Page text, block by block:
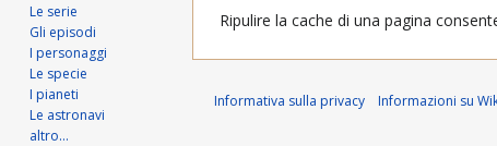
Ripulire la cache di una pagina
Le serie
Gli episodi
I personaggi
Le specie
I pianeti
Le astronavi
altro…
Informativa sulla privacy Informazioni su